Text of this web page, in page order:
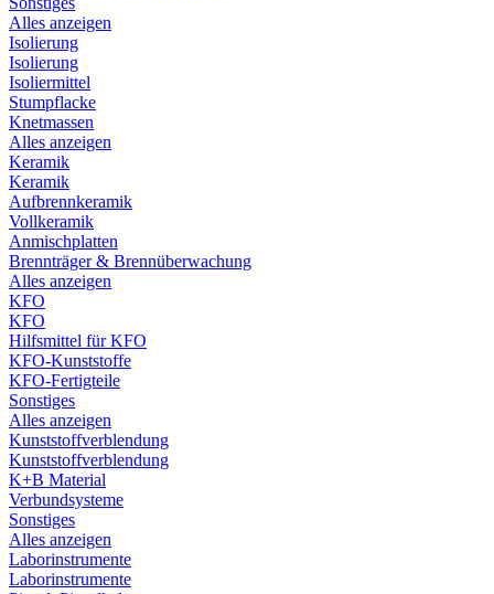
Alles anzeigen
Isolierung
Isolierung
Isoliermittel
Stumpflacke
Knetmassen
Alles anzeigen
Keramik
Keramik
Aufbrennkeramik
Vollkeramik
Anmischplatten
Brennträger & Brennüberwachung
Alles anzeigen
KFO
KFO
Hilfsmittel für KFO
KFO-Kunststoffe
KFO-Fertigteile
Sonstiges
Alles anzeigen
Kunststoffverblendung
Kunststoffverblendung
K+B Material
Verbundsysteme
Sonstiges
Alles anzeigen
Laborinstrumente
Laborinstrumente